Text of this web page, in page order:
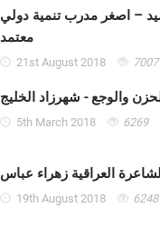
– اصغر مدرب تنمية دولي
معتمد
21st August 2018 7007
والوجع - شهرزاد الخليج
5th March 2018 6269
العراقية زهراء عباس
19th August 2018 6248